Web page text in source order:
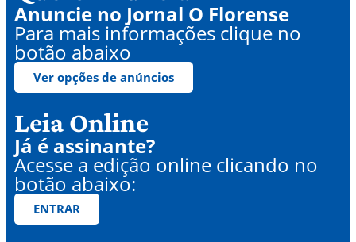
Anuncie no Jornal O Florense
Para mais informações clique no
botão abaixo
Ver opções de anúncios
Leia Online
Já é assinante?
Acesse a edição online clicando no
botão abaixo:
ENTRAR